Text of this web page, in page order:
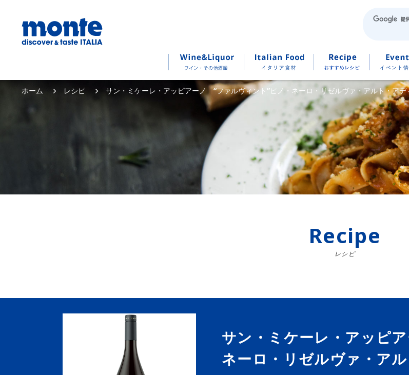
ホーム レシピ サン・ミケーレ・アッピアーノ “ファルヴィント”ピノ・ネーロ・リゼルヴァ・アルト・アデ
Recipe
レシピ
サン・ミケーレ・アッピ
ネーロ・リゼルヴァ・ア